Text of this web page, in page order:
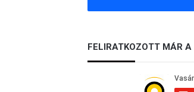
FELIRATKOZOTT MÁR A